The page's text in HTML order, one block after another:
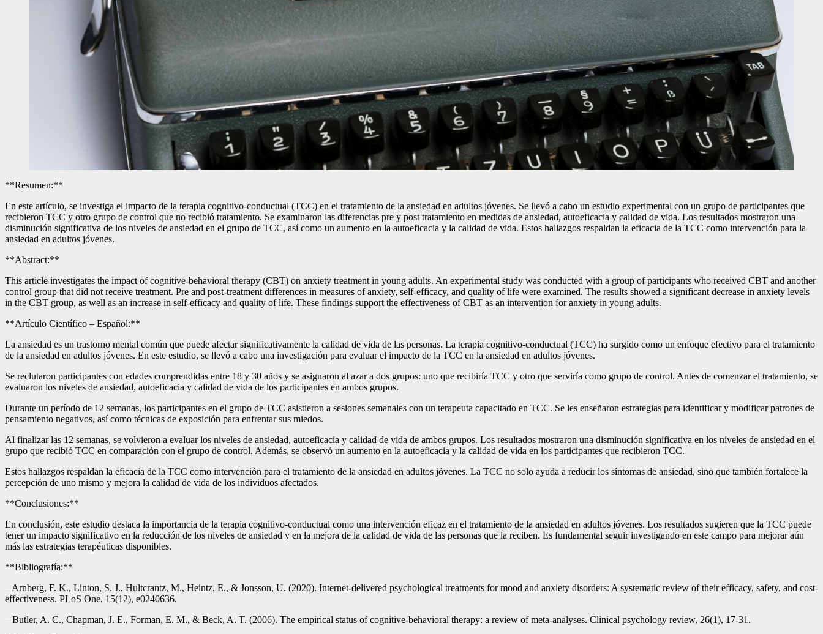
**Resumen:**
En este artículo, se investiga el impacto de la terapia cognitivo-conductual (TCC) en el tratamiento de la ansiedad en adultos jóvenes. Se llevó a cabo un estudio experimental con un grupo de participantes que
recibieron TCC y otro grupo de control que no recibió tratamiento. Se examinaron las diferencias pre y post tratamiento en medidas de ansiedad, autoeficacia y calidad de vida. Los resultados mostraron una
disminución significativa de los niveles de ansiedad en el grupo de TCC, así como un aumento en la autoeficacia y la calidad de vida. Estos hallazgos respaldan la eficacia de la TCC como intervención para la
ansiedad en adultos jóvenes.
**Abstract:**
This article investigates the impact of cognitive-behavioral therapy (CBT) on anxiety treatment in young adults. An experimental study was conducted with a group of participants who received CBT and another
control group that did not receive treatment. Pre and post-treatment differences in measures of anxiety, self-efficacy, and quality of life were examined. The results showed a significant decrease in anxiety levels
in the CBT group, as well as an increase in self-efficacy and quality of life. These findings support the effectiveness of CBT as an intervention for anxiety in young adults.
**Artículo Científico – Español:**
La ansiedad es un trastorno mental común que puede afectar significativamente la calidad de vida de las personas. La terapia cognitivo-conductual (TCC) ha surgido como un enfoque efectivo para el tratamiento
de la ansiedad en adultos jóvenes. En este estudio, se llevó a cabo una investigación para evaluar el impacto de la TCC en la ansiedad en adultos jóvenes.
Se reclutaron participantes con edades comprendidas entre 18 y 30 años y se asignaron al azar a dos grupos: uno que recibiría TCC y otro que serviría como grupo de control. Antes de comenzar el tratamiento, se
evaluaron los niveles de ansiedad, autoeficacia y calidad de vida de los participantes en ambos grupos.
Durante un período de 12 semanas, los participantes en el grupo de TCC asistieron a sesiones semanales con un terapeuta capacitado en TCC. Se les enseñaron estrategias para identificar y modificar patrones de
pensamiento negativos, así como técnicas de exposición para enfrentar sus miedos.
Al finalizar las 12 semanas, se volvieron a evaluar los niveles de ansiedad, autoeficacia y calidad de vida de ambos grupos. Los resultados mostraron una disminución significativa en los niveles de ansiedad en el
grupo que recibió TCC en comparación con el grupo de control. Además, se observó un aumento en la autoeficacia y la calidad de vida en los participantes que recibieron TCC.
Estos hallazgos respaldan la eficacia de la TCC como intervención para el tratamiento de la ansiedad en adultos jóvenes. La TCC no solo ayuda a reducir los síntomas de ansiedad, sino que también fortalece la
percepción de uno mismo y mejora la calidad de vida de los individuos afectados.
**Conclusiones:**
En conclusión, este estudio destaca la importancia de la terapia cognitivo-conductual como una intervención eficaz en el tratamiento de la ansiedad en adultos jóvenes. Los resultados sugieren que la TCC puede
tener un impacto significativo en la reducción de los niveles de ansiedad y en la mejora de la calidad de vida de las personas que la reciben. Es fundamental seguir investigando en este campo para mejorar aún
más las estrategias terapéuticas disponibles.
**Bibliografía:**
– Arnberg, F. K., Linton, S. J., Hultcrantz, M., Heintz, E., & Jonsson, U. (2020). Internet-delivered psychological treatments for mood and anxiety disorders: A systematic review of their efficacy, safety, and cost-
effectiveness. PLoS One, 15(12), e0240636.
– Butler, A. C., Chapman, J. E., Forman, E. M., & Beck, A. T. (2006). The empirical status of cognitive-behavioral therapy: a review of meta-analyses. Clinical psychology review, 26(1), 17-31.